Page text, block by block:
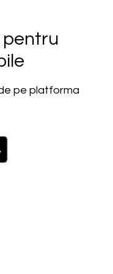
pentru
pe platforma